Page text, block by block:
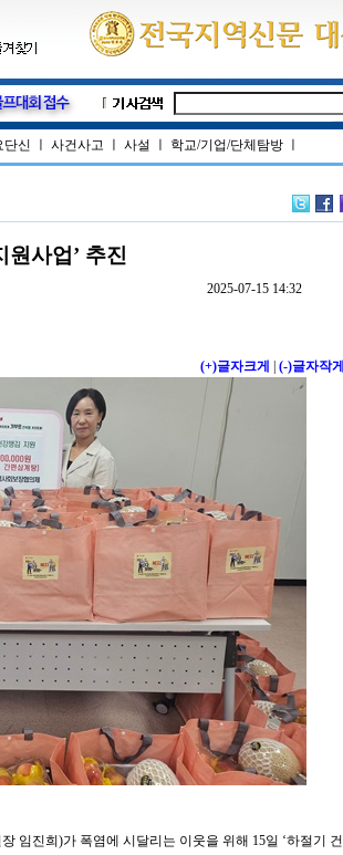
단신 사건사고 사설 학교/기업/단체탐방
원사업’ 추진
2025-07-15 14:32
(+)글자크게 (-)글자작게
임진희)가 폭염에 시달리는 이웃을 위해 15일 ‘하절기 건